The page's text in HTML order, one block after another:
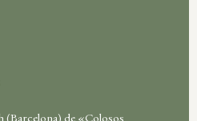
(Barcelona) de «Colosos